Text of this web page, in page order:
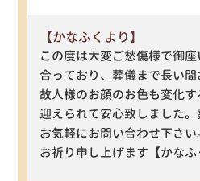
【かなふくより】
この度は大変ご愁傷様で御
合っており、葬儀まで長い間
故人様のお顔のお色も変化
迎えられて安心致しました
お気軽にお問い合わせ下さ
お祈り申し上げます【かなふ